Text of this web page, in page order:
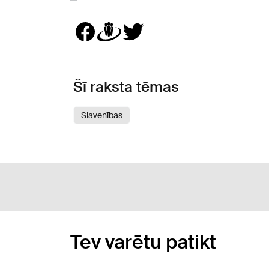
Šī raksta tēmas
Slavenības
Tev varētu patikt